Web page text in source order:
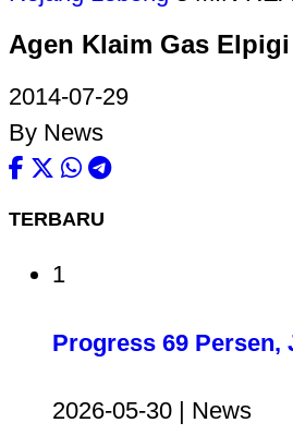
Agen Klaim Gas
2014-07-29
By News
TERBARU
1
Progress 69 Persen,
2026-05-30 | News